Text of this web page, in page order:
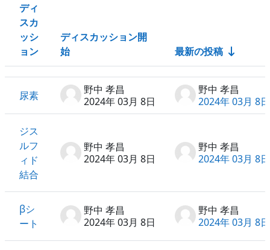
ステータス
ディ
スカ
ッシ
ョン
ディスカッション開
始
最新の投稿
尿素
野中 孝昌
2024年 03月 8日
野中 孝昌
2024年 03月 8日
ジス
ルフ
ィド
結合
野中 孝昌
2024年 03月 8日
野中 孝昌
2024年 03月 8日
βシ
ート
野中 孝昌
2024年 03月 8日
野中 孝昌
2024年 03月 8日